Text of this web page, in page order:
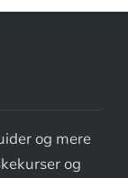
og mere
og